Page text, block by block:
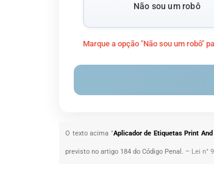
Não sou um robô
Marque a opção "Não sou um robô"
O texto acima "Aplicador de Etiquetas Print
previsto no artigo 184 do Código Penal. – Lei n°